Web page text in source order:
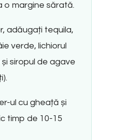
o margine sărată.
adăugați tequila,
verde, lichiorul
siropul de agave
ul cu gheață și
timp de 10-15